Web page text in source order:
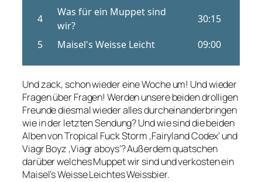
Und zack, schon wieder eine Woche um! Und wieder
Fragen über Fragen! Werden unsere beiden drolligen
Freunde diesmal wieder alles durcheinanderbringen
wie in der letzten Sendung? Und wie sind die beiden
Alben von Tropical Fuck Storm ‚Fairyland Codex‘ und
Viagr Boyz ‚Viagr aboys‘? Außerdem quatschen
darüber welches Muppet wir sind und verkosten ein
Maisel’s Weisse Leichtes Weissbier.